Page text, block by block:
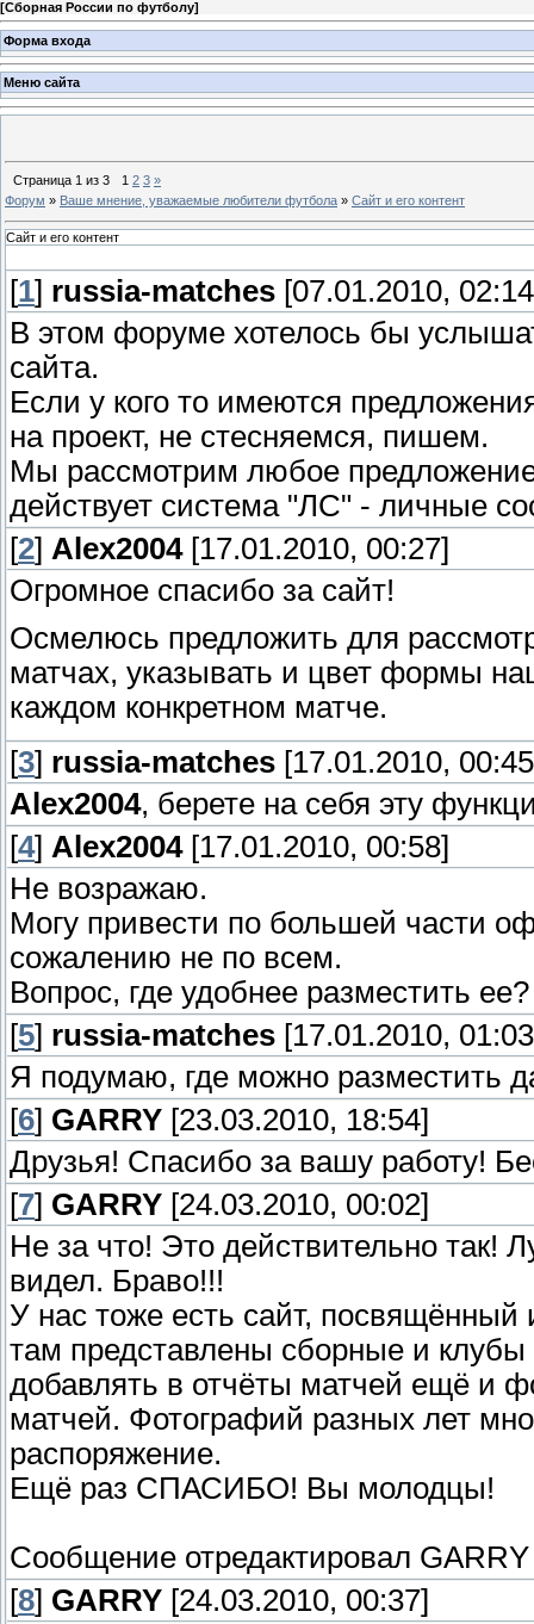
[Сборная России по футболу]
Форма входа
Меню сайта
Страница 1 из 3 1 2 3 »
Форум » Ваше мнение, уважаемые любители футбола » Сайт и его контент
Сайт и его контент
[1] russia-matches [07.01.2010,
В этом форуме хотелось бы
сайта.
Если у кого то имеются
на проект, не стесняемся, пишем.
Мы рассмотрим любое
действует система "ЛС" - личные
[2] Alex2004[17.01.2010, 00:27]
Огромное спасибо за сайт!
Осмелюсь предложить для
матчах, указывать и цвет формы
каждом конкретном матче.
[3] russia-matches [17.01.2010,
Alex2004, берете на себя эту
[4] Alex2004[17.01.2010, 00:58]
Не возражаю.
Могу привести по большей части
сожалению не по всем.
Вопрос, где удобнее разместить ее?
[5] russia-matches [17.01.2010,
Я подумаю, где можно разместить
[6] GARRY [23.03.2010, 18:54]
Друзья! Спасибо за вашу работу!
[7] GARRY [24.03.2010, 00:02]
Не за что! Это действительно
видел. Браво!!!
У нас тоже есть сайт,
там представлены сборные и
добавлять в отчёты матчей ещё и
матчей. Фотографий разных лет
распоряжение.
Ещё раз СПАСИБО! Вы молодцы!
Сообщение отредактировал GARRY
[8] GARRY [24.03.2010, 00:37]